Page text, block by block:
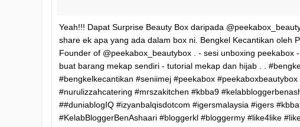
Yeah!!! Dapat Surprise Beauty Box daripada
share ek apa yang ada dalam box ni. Bengkel Kecantikan oleh
Founder of @peekabox_beautybox . - sesi unboxing peekabox
buat barang mekap sendiri - tutorial mekap dan hijab . .
#bengkelkecantikan #seniimej #peekabox #peekaboxbeautybox
#nurulizzahcatering #mrszakitchen #kbba9
##duniablogIQ #izyanbalqisdotcom #igersmalaysia #igers
#KelabBloggerBenAshaari #bloggerkl #bloggermy #like4like